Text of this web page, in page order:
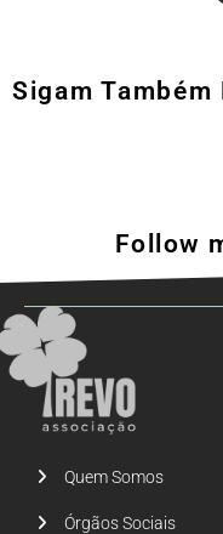
Sigam Também
Follow
Quem Somos
Órgãos Sociais